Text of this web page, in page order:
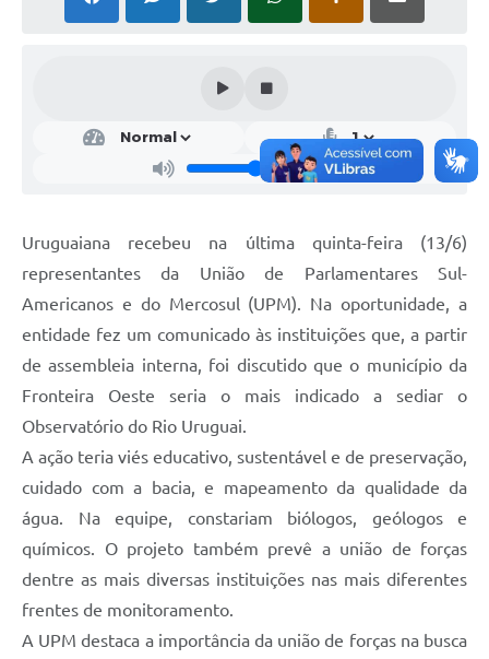
Galeria de Fotos
Contas Públicas
Links
Telefones Úteis
Termos de Uso & Política de Privacidade
Uruguaiana recebeu na última quinta-feira (13/6)
representantes da União de Parlamentares Sul-
Americanos e do Mercosul (UPM). Na oportunidade, a
entidade fez um comunicado às instituições que, a partir
de assembleia interna, foi discutido que o município da
Fronteira Oeste seria o mais indicado a sediar o
Observatório do Rio Uruguai.
A ação teria viés educativo, sustentável e de preservação,
cuidado com a bacia, e mapeamento da qualidade da
água. Na equipe, constariam biólogos, geólogos e
químicos. O projeto também prevê a união de forças
dentre as mais diversas instituições nas mais diferentes
frentes de monitoramento.
A UPM destaca a importância da união de forças na busca